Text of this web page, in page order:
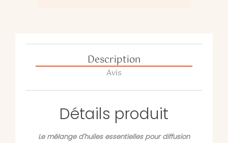
Description
Avis
Détails produit
Le mélange d'huiles essentielles pour diffusion